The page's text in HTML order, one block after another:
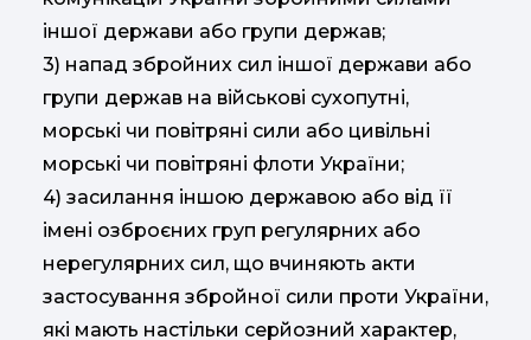
іншої держави або групи держав;
3) напад збройних сил іншої держави або
групи держав на військові сухопутні,
морські чи повітряні сили або цивільні
морські чи повітряні флоти України;
4) засилання іншою державою або від її
імені озброєних груп регулярних або
нерегулярних сил, що вчиняють акти
застосування збройної сили проти України,
які мають настільки серйозний характер,